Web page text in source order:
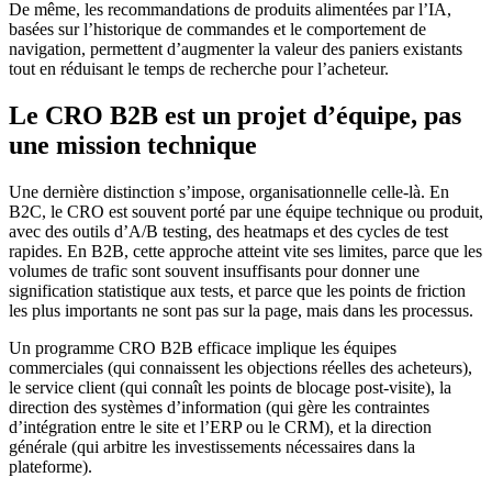
De même, les recommandations de produits alimentées par l’IA,
basées sur l’historique de commandes et le comportement de
navigation, permettent d’augmenter la valeur des paniers existants
tout en réduisant le temps de recherche pour l’acheteur.
Le CRO B2B est un projet d’équipe, pas
une mission technique
Une dernière distinction s’impose, organisationnelle celle-là. En
B2C, le CRO est souvent porté par une équipe technique ou produit,
avec des outils d’A/B testing, des heatmaps et des cycles de test
rapides. En B2B, cette approche atteint vite ses limites, parce que les
volumes de trafic sont souvent insuffisants pour donner une
signification statistique aux tests, et parce que les points de friction
les plus importants ne sont pas sur la page, mais dans les processus.
Un programme CRO B2B efficace implique les équipes
commerciales (qui connaissent les objections réelles des acheteurs),
le service client (qui connaît les points de blocage post-visite), la
direction des systèmes d’information (qui gère les contraintes
d’intégration entre le site et l’ERP ou le CRM), et la direction
générale (qui arbitre les investissements nécessaires dans la
plateforme).